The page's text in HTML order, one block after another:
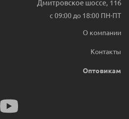
Дмитровское шоссе, 116
с 09:00 до 18:00 ПН-ПТ
О компании
Контакты
Оптовикам